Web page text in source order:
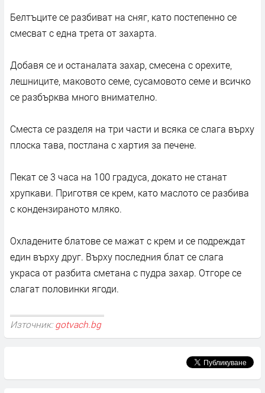
Белтъците се разбиват на сняг, като постепенно се
смесват с една трета от захарта.
Добавя се и останалата захар, смесена с орехите,
лешниците, маковото семе, сусамовото семе и всичко
се разбърква много внимателно.
Сместа се разделя на три части и всяка се слага върху
плоска тава, постлана с хартия за печене.
Пекат се 3 часа на 100 градуса, докато не станат
хрупкави. Приготвя се крем, като маслото се разбива
с кондензираното мляко.
Охладените блатове се мажат с крем и се подреждат
един върху друг. Върху последния блат се слага
украса от разбита сметана с пудра захар. Отгоре се
слагат половинки ягоди.
Източник: gotvach.bg